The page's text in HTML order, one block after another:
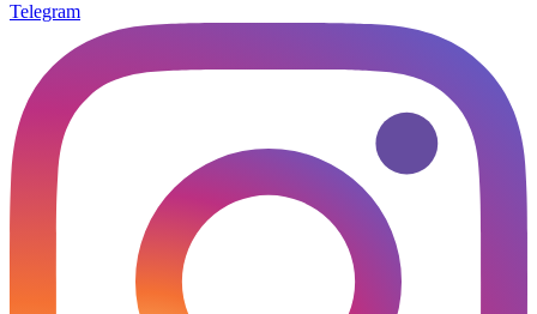
Telegram